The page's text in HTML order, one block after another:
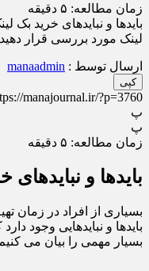
زمان مطالعه: ۵ دقیقه
بایدها و نبایدهای خرید بک
لینک مورد بررسی قرار
ارسال توسط : manaadmin
کپی
manajournal.ir/?p=3760
پ
پ
زمان مطالعه: ۵ دقیقه
بایدها و نبایدهای
بسیاری از افراد در زمان
بایدها و نبایدهایی وجود
بسیار مهمی را بیان می کنیم